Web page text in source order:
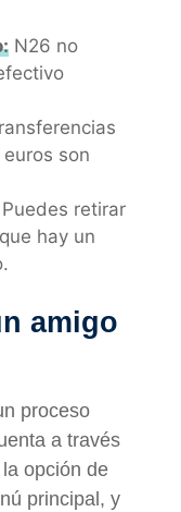
N26 no
son
Puedes retirar
hay un
amigo
proceso
a través
opción de
principal, y